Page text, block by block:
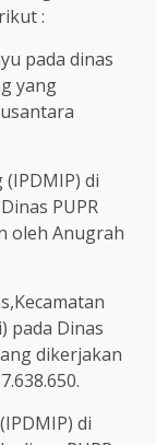
:
pada dinas
yang
di
PUPR
oleh Anugrah
pada Dinas
dikerjakan
di